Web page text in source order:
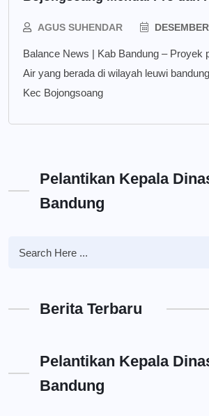
AGUS SUHENDAR
Balance News | Kab Bandung – Proyek
Air yang berada di wilayah leuwi
Kec Bojongsoang
Pelantikan Kepala
Bandung
Berita Terbaru
Pelantikan Kepala
Bandung